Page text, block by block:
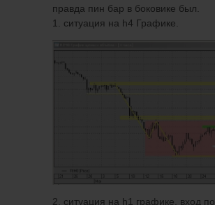
правда пин бар в боковике был.
1. ситуация на h4 Графике.
2. ситуация на h1 графике, вход